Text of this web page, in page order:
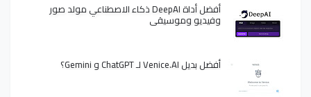
أفضل أداة DeepAI ذكاء الاصطناعي مولد صور
وفيديو وموسيقى
أفضل بديل Venice.AI لـ ChatGPT و Gemini؟